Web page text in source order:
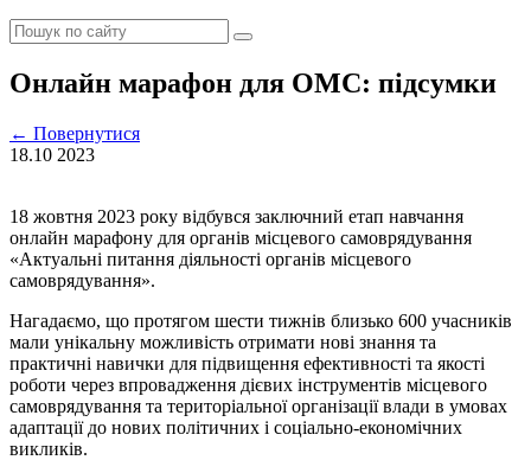
Онлайн марафон для ОМС: підсумки
← Повернутися
18.10 2023
18 жовтня 2023 року відбувся заключний етап навчання
онлайн марафону для органів місцевого самоврядування
«Актуальні питання діяльності органів місцевого
самоврядування».
Нагадаємо, що протягом шести тижнів близько 600 учасників
мали унікальну можливість отримати нові знання та
практичні навички для підвищення ефективності та якості
роботи через впровадження дієвих інструментів місцевого
самоврядування та територіальної організації влади в умовах
адаптації до нових політичних і соціально-економічних
викликів.